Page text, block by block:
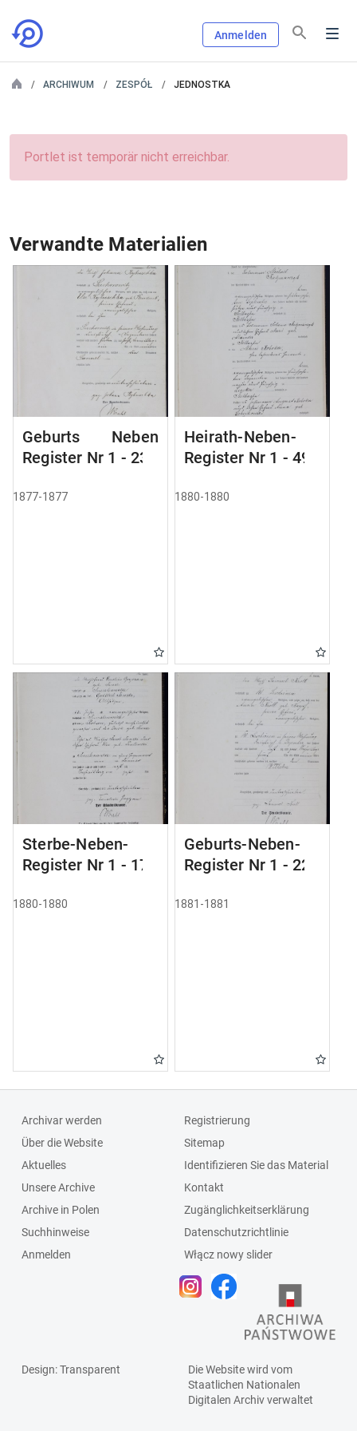
Anmelden
ARCHIWUM ZESPÓŁ JEDNOSTKA
Portlet ist temporär nicht erreichbar.
Verwandte Materialien
Geburts Neben
Register Nr 1 - 236
1877-1877
Heirath-Neben-
Register Nr 1 - 49
1880-1880
Sterbe-Neben-
Register Nr 1 - 175
1880-1880
Geburts-Neben-
Register Nr 1 - 228
1881-1881
Archivar werden
Über die Website
Aktuelles
Unsere Archive
Archive in Polen
Suchhinweise
Anmelden
Registrierung
Sitemap
Identifizieren Sie das Material
Kontakt
Zugänglichkeitserklärung
Datenschutzrichtlinie
Włącz nowy slider
Design: Transparent
Die Website wird vom
Staatlichen Nationalen
Digitalen Archivverwaltet